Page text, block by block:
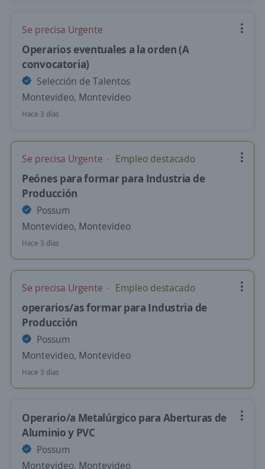
Se precisa Urgente
Operarios eventuales a la orden (A
convocatoria)
Selección de Talentos
Montevideo, Montevideo
Hace 3 días
Se precisa Urgente Empleo destacado
Peónes para formar para Industria de
Producción
Possum
Montevideo, Montevideo
Hace 3 días
Se precisa Urgente Empleo destacado
operarios/as formar para Industria de
Producción
Possum
Montevideo, Montevideo
Hace 3 días
Operario/a Metalúrgico para Aberturas de
Aluminio y PVC
Possum
Montevideo, Montevideo